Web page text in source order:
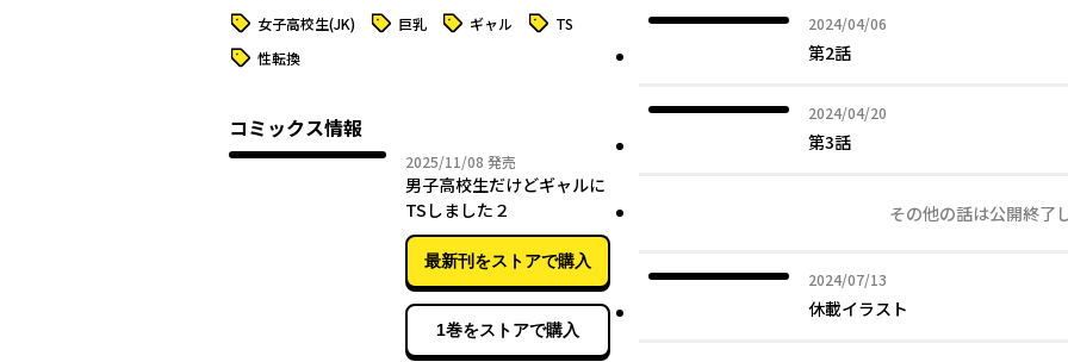
タグ 女子高校生(JK) タグ 巨乳 タグ ギャル タグ TS
タグ 性転換
コミックス情報
2025/11/08 2025年11月08日
発売
男子高校生だけどギャルに
TSしました２
最新刊をストアで購入
1巻をストアで購入
2024/04/06
2024年04月06日
第2話
2024/04/20
2024年04月20日
第3話
その他の話は公開終了
2024/07/13
2024年07月13日
休載イラスト